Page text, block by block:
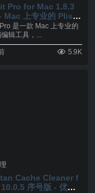
Pro for Mac 1.8.3
Mac 上专业的 Plist
工具是一款 Mac 上专业的
辑工具，...
5.9K
Cache Cleaner f
序号版 - 优秀